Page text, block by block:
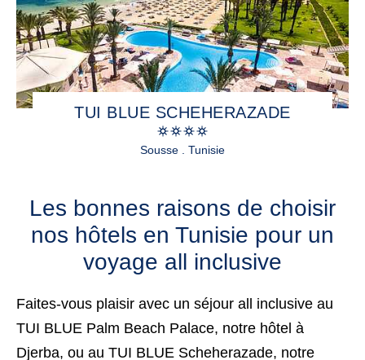
TUI BLUE SCHEHERAZADE
Sousse . Tunisie
Les bonnes raisons de choisir
nos hôtels en Tunisie pour un
voyage all inclusive
Faites-vous plaisir avec un séjour all inclusive au
TUI BLUE Palm Beach Palace, notre hôtel à
Djerba, ou au TUI BLUE Scheherazade, notre